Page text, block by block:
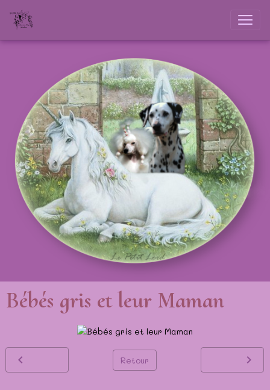
Bébés gris et leur Maman
Retour